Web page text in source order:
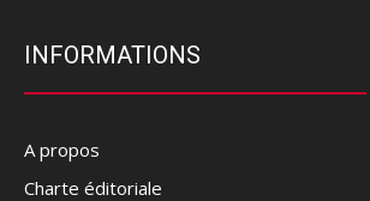
INFORMATIONS
A propos
Charte éditoriale